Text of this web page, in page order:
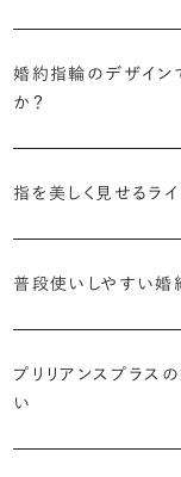
えたデザイン。愛らし
るという点でも人気が
ン。手元にしっかりと
華やかなデザインを
す。
絞り、次にアームのフ
・年齢を重ねても似合
・着用シーンを想像して
日常的に身に着けた
婚約指輪のデザイン
か？
は実物を指に着けて見
までじっくりと試着し
ショールームで婚約指輪
指を美しく見せるラ
見えやすいと言われて
てきます。ぜひ、所要
活用して、ご自身にぴ
普段使いしやすい婚
なります。ブリリアン
しく身に着けていただ
プリリアンスプラス
い